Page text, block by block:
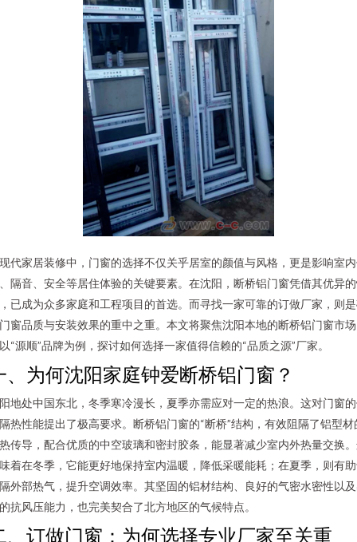
代家居装修中，门窗的选择不仅关乎居室的颜值与风格，更是影响室
隔音、安全等居住体验的关键要素。在沈阳，断桥铝门窗凭借其优异
已成为众多家庭和工程项目的首选。而寻找一家可靠的订做厂家，则
窗品质与安装效果的重中之重。本文将聚焦沈阳本地的断桥铝门窗市
“源顺”品牌为例，探讨如何选择一家值得信赖的“品质之源”厂家。
、为何沈阳家庭钟爱断桥铝门窗？
地处中国东北，冬季寒冷漫长，夏季亦需应对一定的热浪。这对门窗
热性能提出了极高要求。断桥铝门窗的“断桥”结构，有效阻隔了铝型材
传导，配合优质的中空玻璃和密封胶条，能显著减少室内外热量交换
着在冬季，它能更好地保持室内温暖，降低采暖能耗；在夏季，则有
外部热气，提升空调效率。其坚固的铝材结构、良好的气密水密性以
抗风压能力，也完美契合了北方地区的气候特点。
、订做门窗：为何选择专业厂家至关重